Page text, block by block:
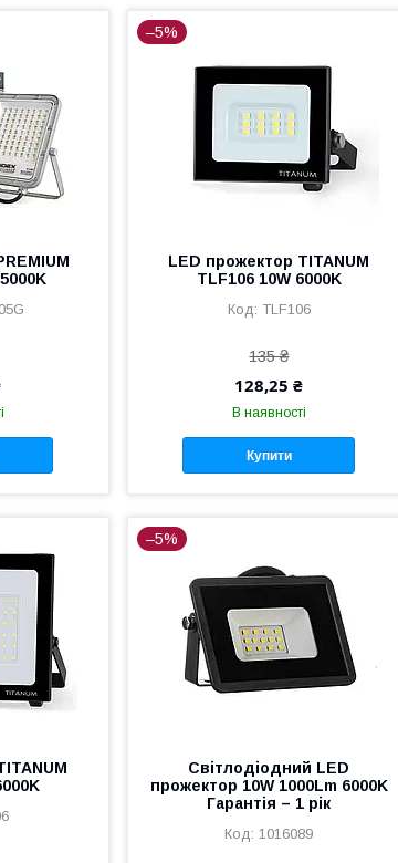
–5%
LED прожектор TITANUM
TLF106 10W 6000K
TLF106
135 ₴
128,25 ₴
В наявності
Купити
–5%
Світлодіодний LED
прожектор 10W 1000Lm 6000K
Гарантія – 1 рік
1016089